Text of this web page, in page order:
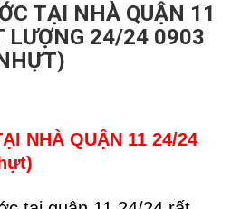
TẠI NHÀ QUẬN 11
LƯỢNG 24/24 0903
NHÀ QUẬN 11 24/24